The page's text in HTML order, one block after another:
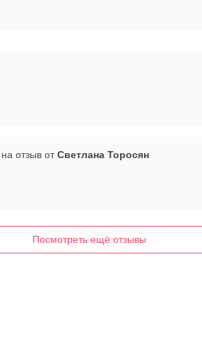
на отзыв отСветлана Торосян
Посмотреть ещё отзывы